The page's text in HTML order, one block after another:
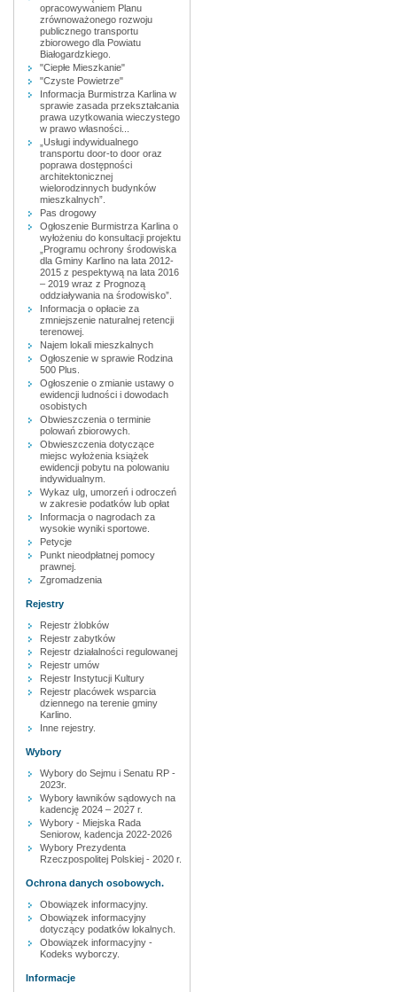
opracowywaniem Planu
zrównoważonego rozwoju
publicznego transportu
zbiorowego dla Powiatu
Białogardzkiego.
"Ciepłe Mieszkanie"
"Czyste Powietrze"
Informacja Burmistrza Karlina w
sprawie zasada przekształcania
prawa uzytkowania wieczystego
w prawo własności...
„Usługi indywidualnego
transportu door-to door oraz
poprawa dostępności
architektonicznej
wielorodzinnych budynków
mieszkalnych”.
Pas drogowy
Ogłoszenie Burmistrza Karlina o
wyłożeniu do konsultacji projektu
„Programu ochrony środowiska
dla Gminy Karlino na lata 2012-
2015 z pespektywą na lata 2016
– 2019 wraz z Prognozą
oddziaływania na środowisko”.
Informacja o opłacie za
zmniejszenie naturalnej retencji
terenowej.
Najem lokali mieszkalnych
Ogłoszenie w sprawie Rodzina
500 Plus.
Ogłoszenie o zmianie ustawy o
ewidencji ludności i dowodach
osobistych
Obwieszczenia o terminie
polowań zbiorowych.
Obwieszczenia dotyczące
miejsc wyłożenia książek
ewidencji pobytu na polowaniu
indywidualnym.
Wykaz ulg, umorzeń i odroczeń
w zakresie podatków lub opłat
Informacja o nagrodach za
wysokie wyniki sportowe.
Petycje
Punkt nieodpłatnej pomocy
prawnej.
Zgromadzenia
Rejestry
Rejestr żlobków
Rejestr zabytków
Rejestr działalności regulowanej
Rejestr umów
Rejestr Instytucji Kultury
Rejestr placówek wsparcia
dziennego na terenie gminy
Karlino.
Inne rejestry.
Wybory
Wybory do Sejmu i Senatu RP -
2023r.
Wybory ławników sądowych na
kadencję 2024 – 2027 r.
Wybory - Miejska Rada
Seniorow, kadencja 2022-2026
Wybory Prezydenta
Rzeczpospolitej Polskiej - 2020 r.
Ochrona danych osobowych.
Obowiązek informacyjny.
Obowiązek informacyjny
dotyczący podatków lokalnych.
Obowiązek informacyjny -
Kodeks wyborczy.
Informacje